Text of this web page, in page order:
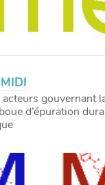
gouvernant
d’épuration